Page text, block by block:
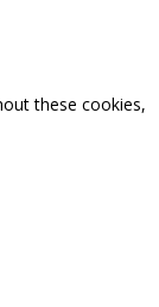
these cookies,